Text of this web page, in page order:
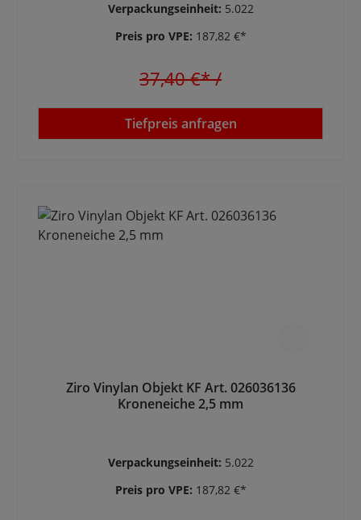
Verpackungseinheit: 5.022
Preis pro VPE: 187,82 €*
37,40 €*/
Tiefpreis anfragen
Ziro Vinylan Objekt KF Art. 026036136
Kroneneiche 2,5 mm
Verpackungseinheit: 5.022
Preis pro VPE: 187,82 €*